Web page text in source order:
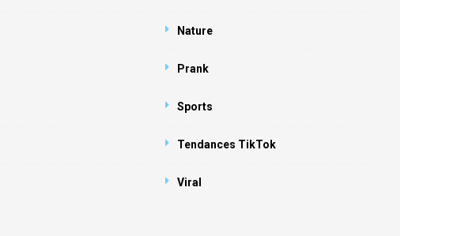
Nature
Prank
Sports
Tendances TikTok
Viral